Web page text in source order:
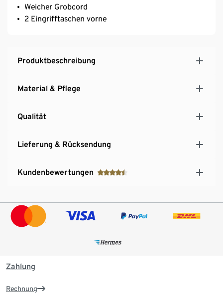
Weicher Grobcord
2 Eingrifftaschen vorne
Produktbeschreibung
Material & Pflege
Qualität
Lieferung & Rücksendung
Kundenbewertungen
Zahlung
Rechnung